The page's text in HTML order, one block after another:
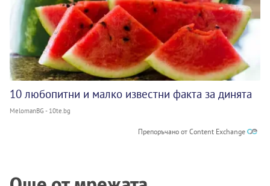
10 любопитни и малко известни факта за динята
MelomanBG - 10te.bg
Препоръчано от Content Exchange